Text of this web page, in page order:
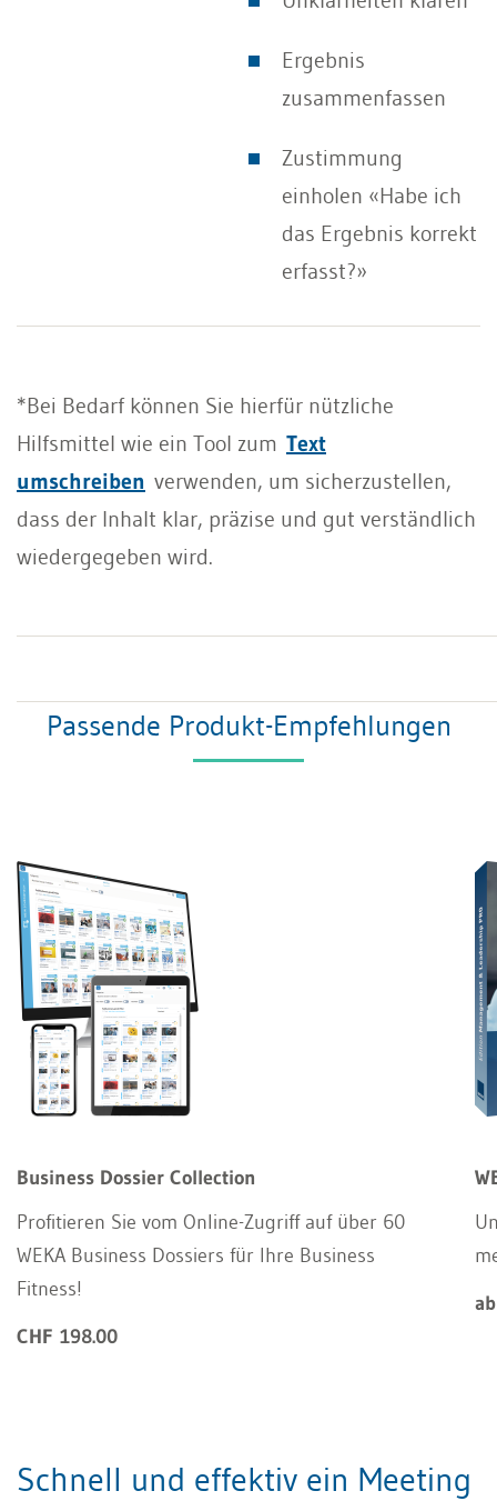
Ergebnis
zusammenfassen
Zustimmung
einholen «Habe ich
das Ergebnis korrekt
erfasst?»
*Bei Bedarf können Sie hierfür nützliche
Hilfsmittel wie ein Tool zum Text
umschreiben verwenden, um sicherzustellen,
dass der Inhalt klar, präzise und gut verständlich
wiedergegeben wird.
Passende Produkt-Empfehlungen
Business Dossier Collection
Profitieren Sie vom Online-Zugriff auf über 60
WEKA Business Dossiers für Ihre Business
Fitness!
CHF 198.00
Schnell und effektiv ein Meeting